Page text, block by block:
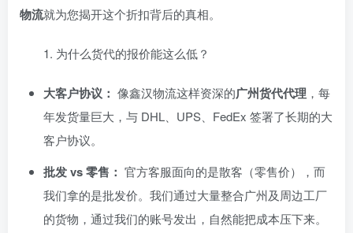
物流就为您揭开这个折扣背后的真相。
​1. 为什么货代的报价能这么低？
大客户协议： 像鑫汉物流这样资深的广州货代代理 ，每
年发货量巨大，与 DHL、UPS、FedEx 签署了长期的大
客户协议。
批发 vs 零售： 官方客服面向的是散客（零售价），而
我们拿的是批发价。我们通过大量整合广州及周边工厂
的货物，通过我们的账号发出，自然能把成本压下来。